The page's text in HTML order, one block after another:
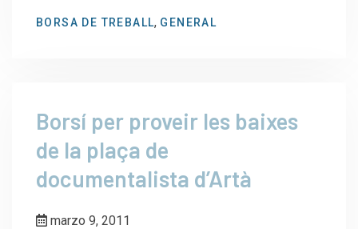
BORSA DE TREBALL, GENERAL
Borsí per proveir les baixes
de la plaça de
documentalista d’Artà
marzo 9, 2011